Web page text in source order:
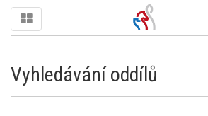
Vyhledávání oddílů